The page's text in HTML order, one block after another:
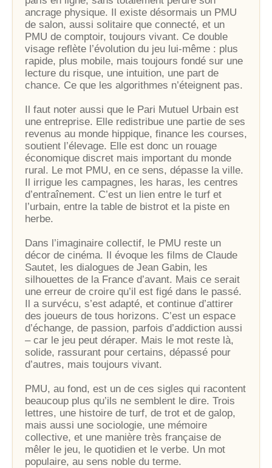
ancrage physique. Il existe désormais un PMU
de salon, aussi solitaire que connecté, et un
PMU de comptoir, toujours vivant. Ce double
visage reflète l’évolution du jeu lui-même : plus
rapide, plus mobile, mais toujours fondé sur une
lecture du risque, une intuition, une part de
chance. Ce que les algorithmes n’éteignent pas.
Il faut noter aussi que le Pari Mutuel Urbain est
une entreprise. Elle redistribue une partie de ses
revenus au monde hippique, finance les courses,
soutient l’élevage. Elle est donc un rouage
économique discret mais important du monde
rural. Le mot PMU, en ce sens, dépasse la ville.
Il irrigue les campagnes, les haras, les centres
d’entraînement. C’est un lien entre le turf et
l’urbain, entre la table de bistrot et la piste en
herbe.
Dans l’imaginaire collectif, le PMU reste un
décor de cinéma. Il évoque les films de Claude
Sautet, les dialogues de Jean Gabin, les
silhouettes de la France d’avant. Mais ce serait
une erreur de croire qu’il est figé dans le passé.
Il a survécu, s’est adapté, et continue d’attirer
des joueurs de tous horizons. C’est un espace
d’échange, de passion, parfois d’addiction aussi
– car le jeu peut déraper. Mais le mot reste là,
solide, rassurant pour certains, dépassé pour
d’autres, mais toujours vivant.
PMU, au fond, est un de ces sigles qui racontent
beaucoup plus qu’ils ne semblent le dire. Trois
lettres, une histoire de turf, de trot et de galop,
mais aussi une sociologie, une mémoire
collective, et une manière très française de
mêler le jeu, le quotidien et le verbe. Un mot
populaire, au sens noble du terme.